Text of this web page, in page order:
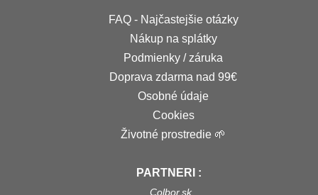
FAQ - Najčastejšie otázky
Nákup na splátky
Podmienky / záruka
Doprava zdarma nad 99€
Osobné údaje
Cookies
Životné prostredie 🌱
PARTNERI :
Colbor.sk